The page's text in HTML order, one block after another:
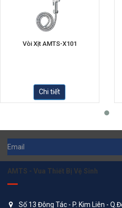
Vòi Xịt AMTS-X101
Chi tiết
AMTS - Vua Thiết Bị Vệ Sinh
Số 13 Đông Tác - P. Kim Liên -